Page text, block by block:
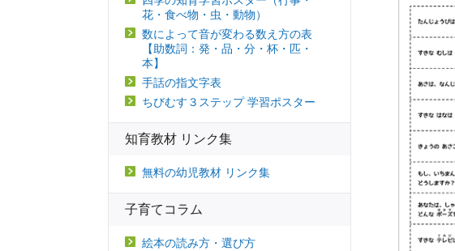
花・食べ物・虫・動物）
数によって音が変わる数え方の表
【助数詞：発・品・分・杯・匹・
本】
手話の指文字表
ちびむす３ステップ 学習ポスター
知育教材 リンク集
無料の幼児教材 リンク集
子育てコラム
絵本の読み方・選び方